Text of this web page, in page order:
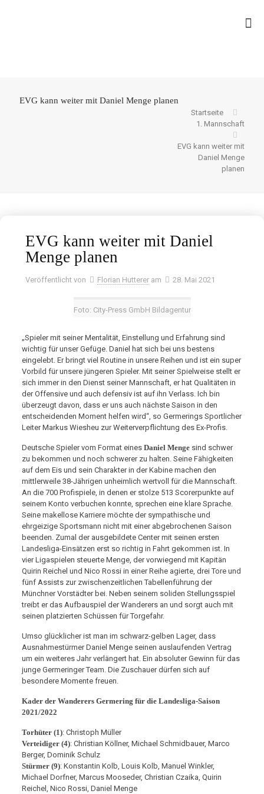
EVG kann weiter mit Daniel Menge planen
Startseite
1. Mannschaft
EVG kann weiter mit
Daniel Menge
planen
EVG kann weiter mit Daniel
Menge planen
Veröffentlicht von Florian Hutterer am 28. Mai 2021
Foto: City-Press GmbH Bildagentur
„Spieler mit seiner Mentalität, Einstellung und Erfahrung sind
wichtig für unser Gefüge. Daniel hat sich bei uns bestens
eingelebt. Er bringt viel Routine in unsere Reihen und ist ein super
Vorbild für unsere jüngeren Spieler. Mit seiner Spielweise stellt er
sich immer in den Dienst seiner Mannschaft, er hat Qualitäten in
der Offensive und auch defensiv ist auf ihn Verlass. Ich bin
überzeugt davon, dass er uns auch nächste Saison in den
entscheidenden Moment helfen wird“, so Germerings Sportlicher
Leiter Markus Wiesheu zur Weiterverpflichtung des Ex-Profis.
Deutsche Spieler vom Format eines Daniel Mengesind schwer
zu bekommen und noch schwerer zu halten. Seine Fähigkeiten
auf dem Eis und sein Charakter in der Kabine machen den
mittlerweile 38-Jährigen unheimlich wertvoll für die Mannschaft.
An die 700 Profispiele, in denen er stolze 513 Scorerpunkte auf
seinem Konto verbuchen konnte, sprechen eine klare Sprache.
Seine makellose Karriere möchte der sympathische und
ehrgeizige Sportsmann nicht mit einer abgebrochenen Saison
beenden. Zumal der ausgebildete Center mit seinen ersten
Landesliga-Einsätzen erst so richtig in Fahrt gekommen ist. In
vier Ligaspielen steuerte Menge, der vorwiegend mit Kapitän
Quirin Reichel und Nico Rossi in einer Reihe agierte, drei Tore und
fünf Assists zur zwischenzeitlichen Tabellenführung der
Münchner Vorstädter bei. Neben seinem soliden Stellungsspiel
treibt er das Aufbauspiel der Wanderers an und sorgt auch mit
seinen platzierten Schüssen für Torgefahr.
Umso glücklicher ist man im schwarz-gelben Lager, dass
Ausnahmestürmer Daniel Menge seinen auslaufenden Vertrag
um ein weiteres Jahr verlängert hat. Ein absoluter Gewinn für das
junge Germeringer Team. Die Zuschauer dürfen sich auf
besondere Momente freuen.
Kader der Wanderers Germering für die Landesliga-Saison
2021/2022
Torhüter (1): Christoph Müller
Verteidiger (4): Christian Köllner, Michael Schmidbauer, Marco
Berger, Dominik Schulz
Stürmer (9): Konstantin Kolb, Louis Kolb, Manuel Winkler,
Michael Dorfner, Marcus Mooseder, Christian Czaika, Quirin
Reichel, Nico Rossi, Daniel Menge